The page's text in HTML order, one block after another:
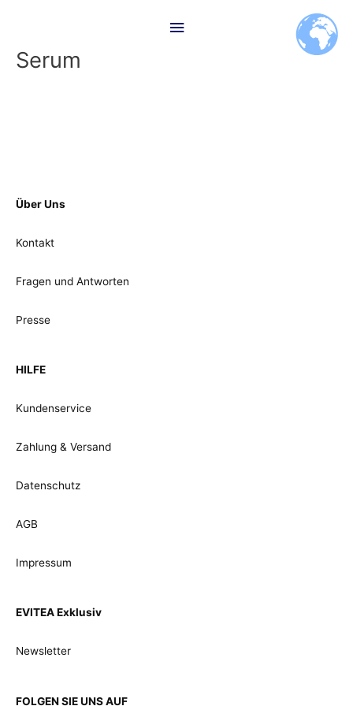
Serum
Über Uns
Kontakt
Fragen und Antworten
Presse
HILFE
Kundenservice
Zahlung & Versand
Datenschutz
AGB
Impressum
EVITEA Exklusiv
Newsletter
FOLGEN SIE UNS AUF